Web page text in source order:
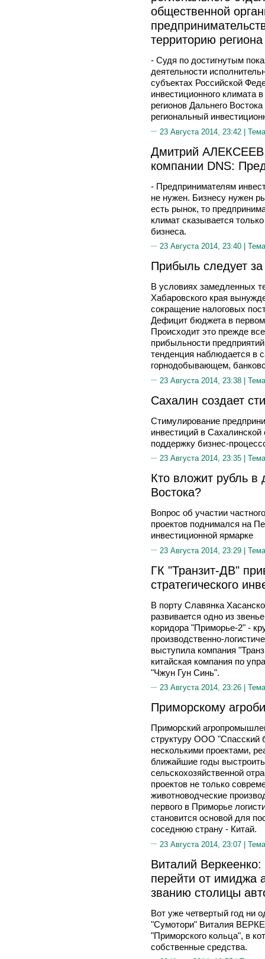
общественной
территорию
- Судя по достигнутым
деятельности
субъектах Российской
инвестиционного климата
регионов Дальнего
региональный
23 Августа 2014, 23:42 |
Дмитрий
компании DNS:
- Предпринимателям
не нужен. Бизнесу нужен
есть рынок, то
климат сказывается
бизнеса.
23 Августа 2014, 23:40 |
Прибыль следует
В условиях замедленных
Хабаровского края
сокращение налоговых
Дефицит бюджета в первом
Происходит это прежде
прибыльности
тенденция наблюдается в
горнодобывающем,
23 Августа 2014, 23:38 |
Сахалин создает
Стимулирование
инвестиций в
поддержку бизнес-
23 Августа 2014, 23:35 |
Кто вложит рубль в
Востока?
Вопрос об участии
проектов поднимался на
инвестиционной ярмарке
23 Августа 2014, 23:29 |
ГК "Транзит-ДВ"
стратегического
В порту Славянка
развивается одно из
коридора "Приморье-2" -
производственно-
выступила компания
китайская компания по
"Чжун Гун Синь".
23 Августа 2014, 23:26 |
Приморскому
Приморский
структуру ООО "Спасский
несколькими проектами,
ближайшие годы
сельскохозяйственной
проектов не только
животноводческие
первого в Приморье
становится основой для
соседнюю страну - Китай.
23 Августа 2014, 23:07 |
Виталий
перейти от имиджа
званию столицы
Вот уже четвертый год ни
"Сумотори" Виталия
"Приморского кольца", в
собственные средства.